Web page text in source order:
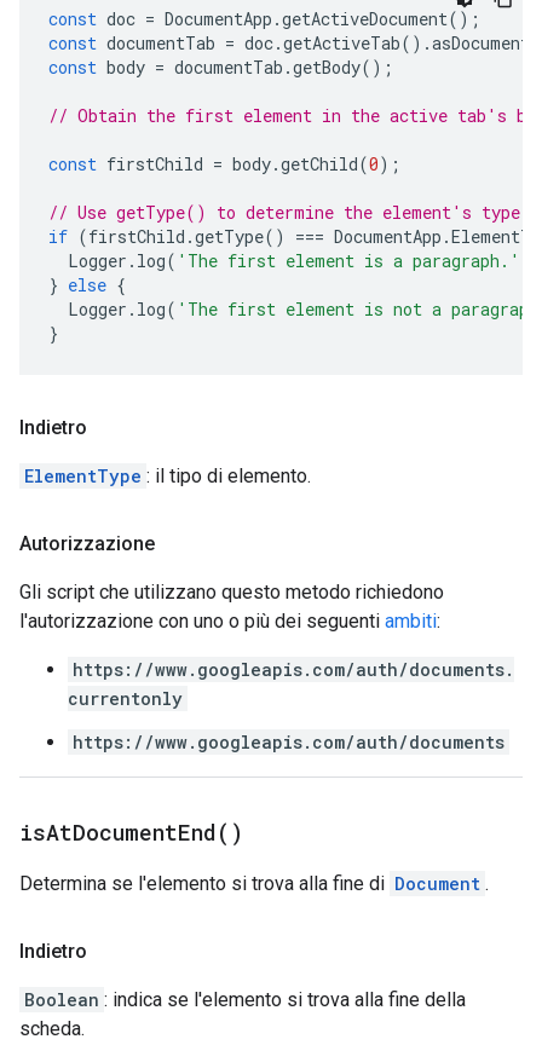
const doc = DocumentApp .getActiveDocument();
const documentTab = doc.getActiveTab().
const body = documentTab .getBody();
// Obtain the first element in the active tab's
const firstChild = body.getChild(0);
// Use getType() to determine the element's type.
if (firstChild .getType() === DocumentApp .
Logger . log( 'The first element is a paragraph.'
} else {
Logger . log( 'The first element is not a
}
Indietro
ElementType : il tipo di elemento.
Autorizzazione
Gli script che utilizzano questo metodo richiedono
l'autorizzazione con uno o più dei seguenti ambiti:
https://www.googleapis.com/auth/documents.
currentonly
https://www.googleapis.com/auth/documents
isAtDocumentEnd( )
Determina se l'elemento si trova alla fine di Document .
Indietro
Boolean : indica se l'elemento si trova alla fine della
scheda.